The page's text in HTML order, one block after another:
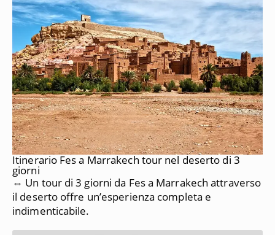
Itinerario Fes a Marrakech tour nel deserto di 3
giorni
⇔ Un tour di 3 giorni da Fes a Marrakech attraverso
il deserto offre un’esperienza completa e
indimenticabile.